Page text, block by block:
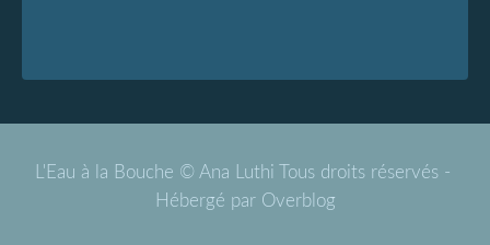
L'Eau à la Bouche © Ana Luthi Tous droits réservés -
Hébergé par Overblog